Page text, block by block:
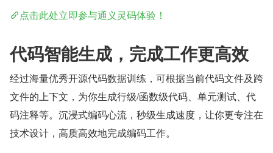
点击此处立即参与通义灵码体验！
代码智能生成，完成工作更高效
经过海量优秀开源代码数据训练，可根据当前代码文件及跨
文件的上下文，为你生成行级/函数级代码、单元测试、代
码注释等。沉浸式编码心流，秒级生成速度，让你更专注在
技术设计，高质高效地完成编码工作。